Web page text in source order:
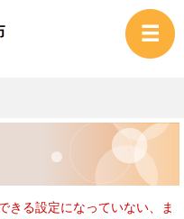
きる設定になっていない、ま